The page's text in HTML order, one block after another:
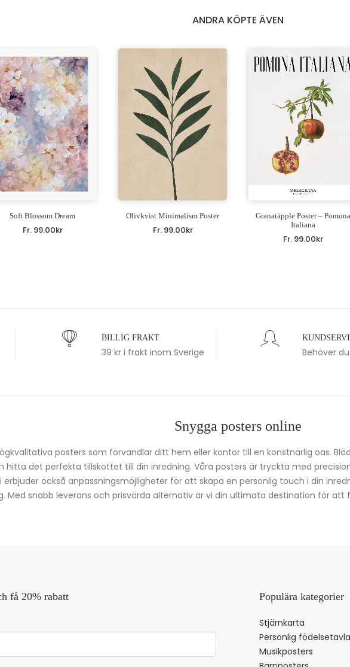
ANDRA KÖPTE ÄVEN
Soft Blossom Dream
Fr. 99.00kr
Olivkvist Minimalism Poster
Fr. 99.00kr
Granatäpple Poster – Pomona
Italiana
Fr. 99.00kr
BILLIG FRAKT
39 kr i frakt inom Sverige Behöver
Snygga posters online
posters som förvandlar ditt hem eller kontor till en konstnärlig oas.
hitta det perfekta tillskottet till din inredning. Våra posters är tryckta med
också anpassningsmöjligheter för att skapa en personlig touch i din
Med snabb leverans och prisvärda alternativ är vi din ultimata destination för
få 20% rabatt
Populära kategorier
Stjärnkarta
Personlig födelsetavla
Musikposters